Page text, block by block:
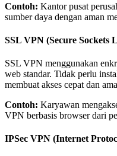
Contoh: Kantor pusat
sumber daya dengan aman
SSL VPN (Secure Sockets
SSL VPN menggunakan
web standar. Tidak perlu
membuat akses cepat dan
Contoh: Karyawan
VPN berbasis browser dari
IPSec VPN (Internet